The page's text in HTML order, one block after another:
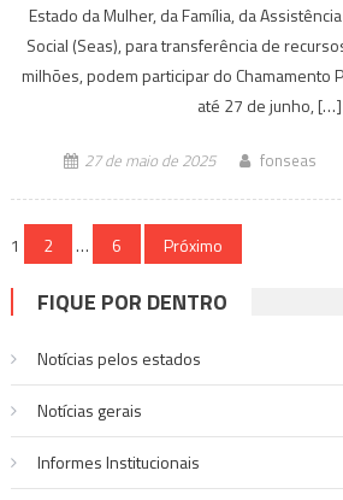
Estado da Mulher, da Família, da
Social (Seas), para transferência de
milhões, podem participar do Chamamento
até 27 de junho, […]
27 de maio de 2025 fonseas
Navegação
por
posts
1 2 … 6 Próximo
FIQUE POR DENTRO
Notícias pelos estados
Notí­cias gerais
Informes Institucionais